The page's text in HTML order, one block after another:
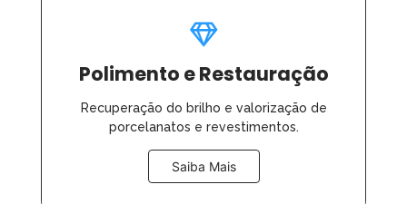
Polimento e Restauração
Recuperação do brilho e valorização de
porcelanatos e revestimentos.
Saiba Mais